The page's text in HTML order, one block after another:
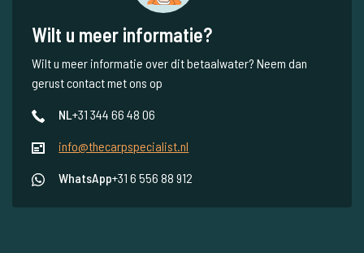
Wilt u meer informatie?
Wilt u meer informatie over dit betaalwater? Neem dan
gerust contact met ons op
NL+31 344 66 48 06
info@thecarpspecialist.nl
WhatsApp+31 6 556 88 912